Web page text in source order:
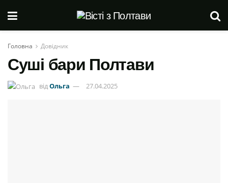
Головна Довідник
Суші бари Полтави
відОльга 27.04.2025